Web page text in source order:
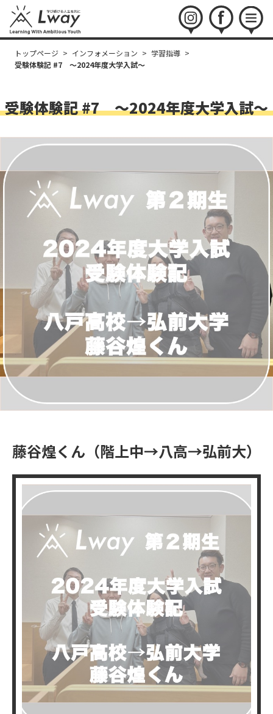
instagramfacebookmenu
トップページ > インフォメーション > 学習指導 >
受験体験記 #7 〜2024年度大学入試〜
受験体験記 #7 〜2024年度大学入試〜
藤谷煌くん（階上中→八高→弘前大）